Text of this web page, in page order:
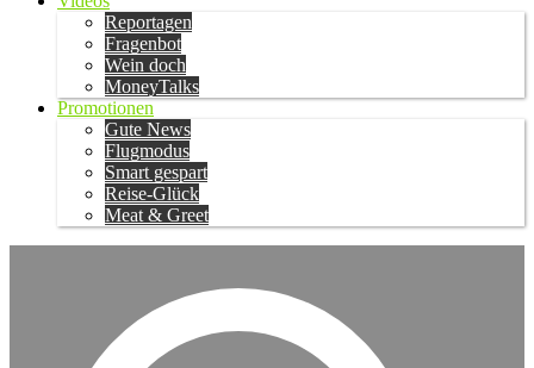
Reportagen
Fragenbot
Wein doch
MoneyTalks
Promotionen
Gute News
Flugmodus
Smart gespart
Reise-Glück
Meat & Greet